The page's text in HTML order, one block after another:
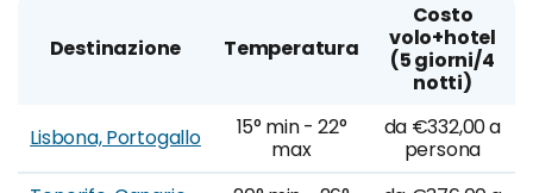
Destinazione Temperatura
Costo
volo+hotel
(5 giorni/4
notti)
Lisbona, Portogallo
15° min - 22°
max
da €332,00 a
persona